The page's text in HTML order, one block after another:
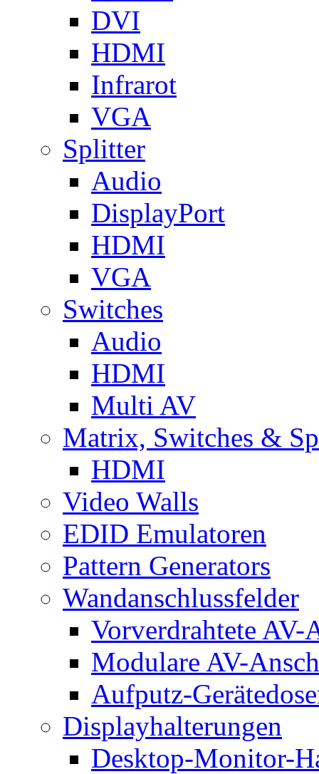
DVI
HDMI
Infrarot
VGA
Splitter
Audio
DisplayPort
HDMI
VGA
Switches
Audio
HDMI
Multi AV
Matrix, Switches &
HDMI
Video Walls
EDID Emulatoren
Pattern Generators
Wandanschlussfelder
Vorverdrahtete AV-
Modulare AV-
Aufputz-
Displayhalterungen
Desktop-Monitor-